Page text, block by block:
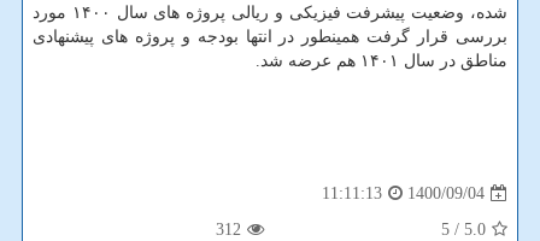
شده، وضعیت پیشرفت فیزیکی و ریالی پروژه های سال ۱۴۰۰ مورد
بررسی قرار گرفت همینطور در انتها بودجه و پروژه های پیشنهادی
مناطق در سال ۱۴۰۱ هم عرضه شد.
1400/09/04
11:11:13
5.0
/ 5
312